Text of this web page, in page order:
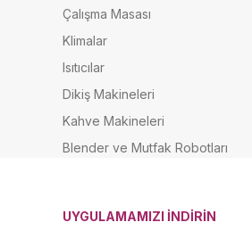
Çalışma Masası
Klimalar
Isıtıcılar
Dikiş Makineleri
Kahve Makineleri
Blender ve Mutfak Robotları
UYGULAMAMIZI İNDİRİN